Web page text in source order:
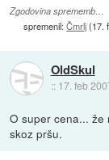
Zgodovina sprememb…
spremenil:Čmrlj(17.
OldSkul
:: 17. feb
O super cena... že
skoz pršu.